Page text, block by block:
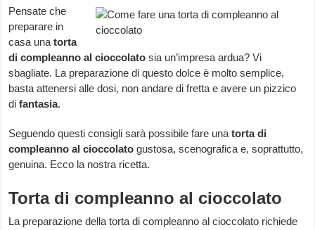
Pensate che
preparare in
casa unatorta
di compleanno al cioccolato sia un’impresa ardua? Vi
sbagliate. La preparazione di questo dolce è molto semplice,
basta attenersi alle dosi, non andare di fretta e avere un pizzico
difantasia.
Seguendo questi consigli sarà possibile fare unatorta di
compleanno al cioccolato gustosa, scenografica e, soprattutto,
genuina. Ecco la nostra ricetta.
Torta di compleanno al cioccolato
La preparazione della torta di compleanno al cioccolato richiede